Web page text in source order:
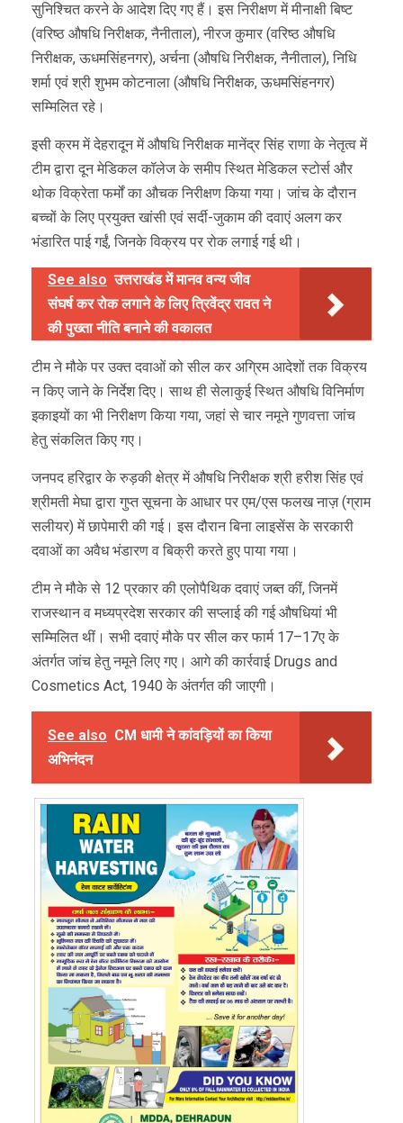
सुनिश्चित करने के आदेश दिए गए हैं। इस निरीक्षण में मीनाक्षी बिष्ट
(वरिष्ठ औषधि निरीक्षक, नैनीताल), नीरज कुमार (वरिष्ठ औषधि
निरीक्षक, ऊधमसिंहनगर), अर्चना (औषधि निरीक्षक, नैनीताल), निधि
शर्मा एवं श्री शुभम कोटनाला (औषधि निरीक्षक, ऊधमसिंहनगर)
सम्मिलित रहे।
इसी क्रम में देहरादून में औषधि निरीक्षक मानेंद्र सिंह राणा के नेतृत्व में
टीम द्वारा दून मेडिकल कॉलेज के समीप स्थित मेडिकल स्टोर्स और
थोक विक्रेता फर्मों का औचक निरीक्षण किया गया। जांच के दौरान
बच्चों के लिए प्रयुक्त खांसी एवं सर्दी-जुकाम की दवाएं अलग कर
भंडारित पाई गईं, जिनके विक्रय पर रोक लगाई गई थी।
See also उत्तराखंड में मानव वन्य जीव
संघर्ष कर रोक लगाने के लिए त्रिवेंद्र रावत ने
की पुख्ता नीति बनाने की वकालत
टीम ने मौके पर उक्त दवाओं को सील कर अग्रिम आदेशों तक विक्रय
न किए जाने के निर्देश दिए। साथ ही सेलाकुई स्थित औषधि विनिर्माण
इकाइयों का भी निरीक्षण किया गया, जहां से चार नमूने गुणवत्ता जांच
हेतु संकलित किए गए।
जनपद हरिद्वार के रुड़की क्षेत्र में औषधि निरीक्षक श्री हरीश सिंह एवं
श्रीमती मेघा द्वारा गुप्त सूचना के आधार पर एम/एस फलख नाज़ (ग्राम
सलीयर) में छापेमारी की गई। इस दौरान बिना लाइसेंस के सरकारी
दवाओं का अवैध भंडारण व बिक्री करते हुए पाया गया।
टीम ने मौके से 12 प्रकार की एलोपैथिक दवाएं जब्त कीं, जिनमें
राजस्थान व मध्यप्रदेश सरकार की सप्लाई की गई औषधियां भी
सम्मिलित थीं। सभी दवाएं मौके पर सील कर फार्म 17–17ए के
अंतर्गत जांच हेतु नमूने लिए गए। आगे की कार्रवाई Drugs and
Cosmetics Act, 1940 के अंतर्गत की जाएगी।
See also CM धामी ने कांवड़ियों का किया
अभिनंदन